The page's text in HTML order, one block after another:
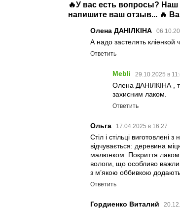
🔥У вас есть вопросы? Наш
напишите ваш отзыв... 🔥
Олена ДАНІЛКІНА
А надо застелять кліенкой
Ответить
Mebli 29.10.2025 в
Олена ДАНІЛКІНА ,
захисним лаком.
Ответить
Ольга 17.04.2025 в 16:27
Стіл і стільці виготовлені
відчувається: деревина
малюнком. Покриття
вологи, що особливо
з м’якою оббивкою
Ответить
Гордиенко Виталий